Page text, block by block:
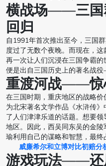
横战场——三国
回归
自1991年首次推出至今，三国
度过了无数个夜晚。而现在，这
再一次让人们沉浸在三国争霸的
便是出自三国历史上的著名战
重渡河战——惊
在三国时期，重庆地区的战略
为北宋著名文学作品《水浒传
了人们津津乐道的话题。想要
地区。因此，西吴同东吴的金
瑜利用自己的谋略和智慧，最终
威廉希尔和立博对比初赔分
游戏玩法——还